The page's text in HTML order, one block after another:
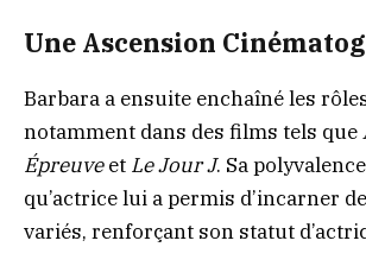
Une Ascension
Barbara a ensuite enchaîné les
notamment dans des films tels que
Épreuveet Le Jour J. Sa
qu’actrice lui a permis d’incarner
variés, renforçant son statut